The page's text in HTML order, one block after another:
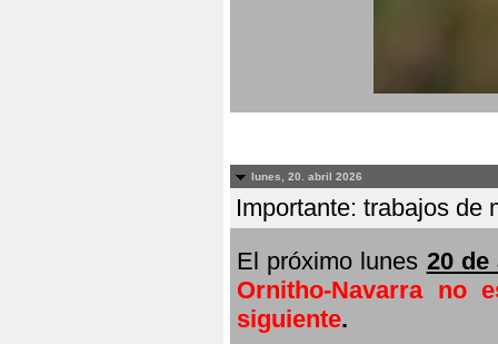
lunes, 20. abril 2026
Importante: trabajos de
El próximo lunes 20
Ornitho-Navarra no
siguiente.